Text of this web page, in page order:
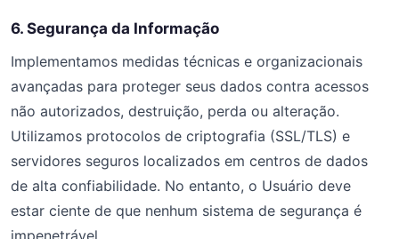
6. Segurança da Informação
Implementamos medidas técnicas e organizacionais
avançadas para proteger seus dados contra acessos
não autorizados, destruição, perda ou alteração.
Utilizamos protocolos de criptografia (SSL/TLS) e
servidores seguros localizados em centros de dados
de alta confiabilidade. No entanto, o Usuário deve
estar ciente de que nenhum sistema de segurança é
impenetrável.